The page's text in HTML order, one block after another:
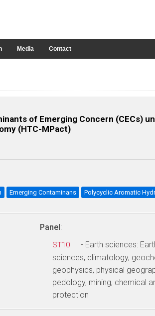
Media Contact
of Emerging Concern (CECs)
(HTC-MPact)
Emerging Contaminans Polycyclic Aromatic
Panel:
ST10
- Earth sciences:
sciences, climatology,
geophysics, physical
pedology, mining, chemical
protection